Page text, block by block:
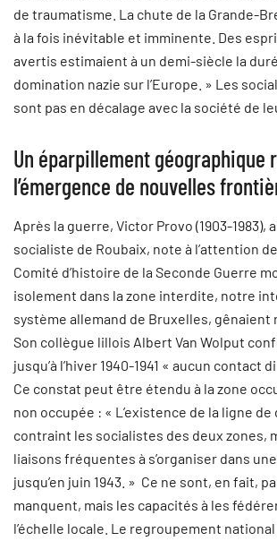
de traumatisme. La chute de la Grande-
à la fois inévitable et imminente. Des
avertis estimaient à un demi-siècle la
domination nazie sur l’Europe. » Les
sont pas en décalage avec la société de
Un éparpillement géographique
l’émergence de nouvelles
Après la guerre, Victor Provo (1903-1983),
socialiste de Roubaix, note à l’attention
Comité d’histoire de la Seconde Guerre
isolement dans la zone interdite, notre
système allemand de Bruxelles, gênaient
Son collègue lillois Albert Van Wolput
jusqu’à l’hiver 1940-1941 « aucun contact
Ce constat peut être étendu à la zone
non occupée : « L’existence de la ligne
contraint les socialistes des deux zones,
liaisons fréquentes à s’organiser dans
jusqu’en juin 1943. » Ce ne sont, en fait,
manquent, mais les capacités à les
l’échelle locale. Le regroupement